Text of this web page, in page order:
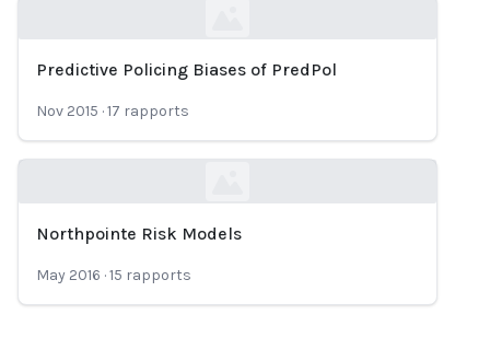
Predictive Policing Biases of PredPol
Nov 2015 ·17 rapports
Loading...
Northpointe Risk Models
May 2016 ·15 rapports